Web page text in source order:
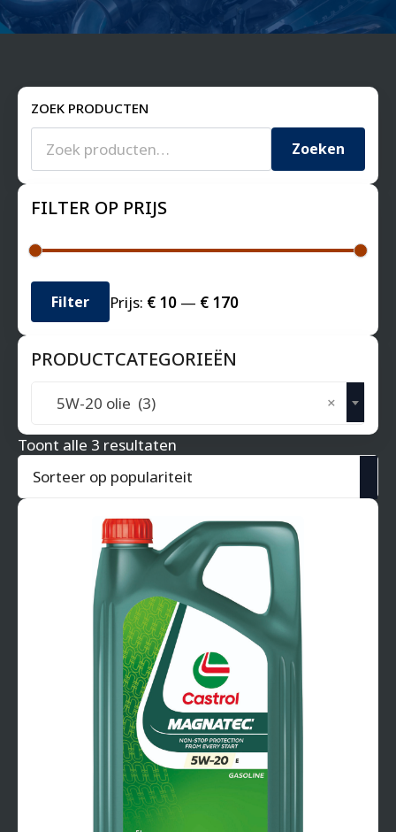
ZOEK PRODUCTEN
Zoeken
naar: Zoeken
FILTER OP PRIJS
Min.
prijs
Max.
prijsFilter Prijs: € 10 — € 170
PRODUCTCATEGORIEËN
×
5W-20 olie (3)
Toont alle 3 resultaten
populariteit